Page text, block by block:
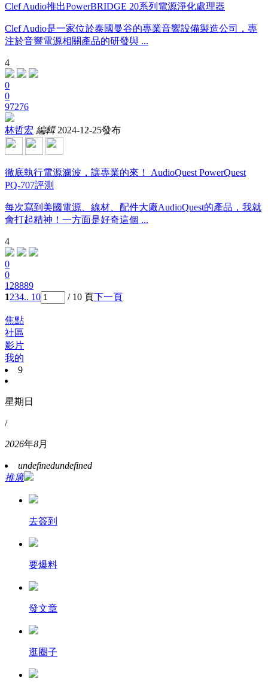
Clef Audio推出PowerBRIDGE 20系列電源淨化處理器
Clef Audio是一家位於泰國曼谷的專業音響設備製造公司，專
注於音響電源相關產品的研發與 ...
4
0
0
97276
林哲宏 編輯 2024-12-25發布
徹底執行電源濾波，讓專業的來！ AudioQuest PowerQuest
PQ-707評測
每次寫到美國電源、線材、配件大廠AudioQuest的產品，我就
會打起精神！一方面是好奇這個 ...
4
0
0
128889
1234.. 10 / 10 頁下一頁
焦點
社區
影片
我的
9
星期日
/
2026年8月
undefinedundefined
推廣
去簽到
要爆料
發文章
逛圈子